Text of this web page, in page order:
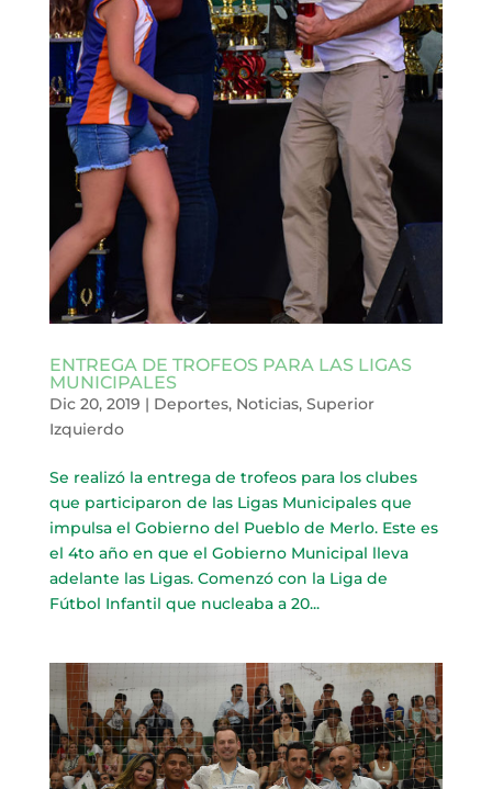
ENTREGA DE TROFEOS PARA LAS LIGAS
MUNICIPALES
Dic 20, 2019 | Deportes, Noticias, Superior
Izquierdo
Se realizó la entrega de trofeos para los clubes
que participaron de las Ligas Municipales que
impulsa el Gobierno del Pueblo de Merlo. Este es
el 4to año en que el Gobierno Municipal lleva
adelante las Ligas. Comenzó con la Liga de
Fútbol Infantil que nucleaba a 20...